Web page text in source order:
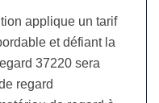
applique un tarif
et défiant la
37220 sera
regard